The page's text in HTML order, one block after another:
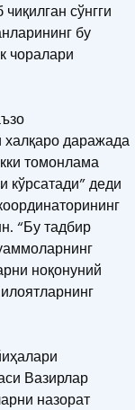
сўнгги
бу
чоралари
халқаро даражада
томонлама
кўрсатади” деди
“Бу тадбир
ноқонуний
Вазирлар
назорат